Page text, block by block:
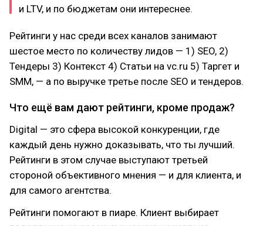
и LTV, и по бюджетам они интереснее.
Рейтинги у нас среди всех каналов занимают
шестое место по количеству лидов — 1) SEO, 2)
Тендеры 3) Контекст 4) Статьи на vc.ru 5) Таргет и
SMM, — а по выручке третье после SEO и тендеров.
Что ещё вам дают рейтинги, кроме продаж?
Digital — это сфера высокой конкуренции, где
каждый день нужно доказывать, что ты лучший.
Рейтинги в этом случае выступают третьей
стороной объективного мнения — и для клиента, и
для самого агентства.
Рейтинги помогают в пиаре. Клиент выбирает